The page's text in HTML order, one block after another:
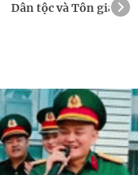
Dân tộc và Tôn giáo